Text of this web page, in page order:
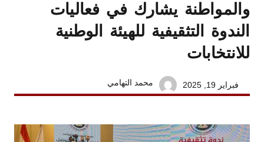
والمواطنة يشارك في فعاليات
الندوة التثقيفية للهيئة الوطنية
للانتخابات
فبراير 19, 2025 محمد التهامي